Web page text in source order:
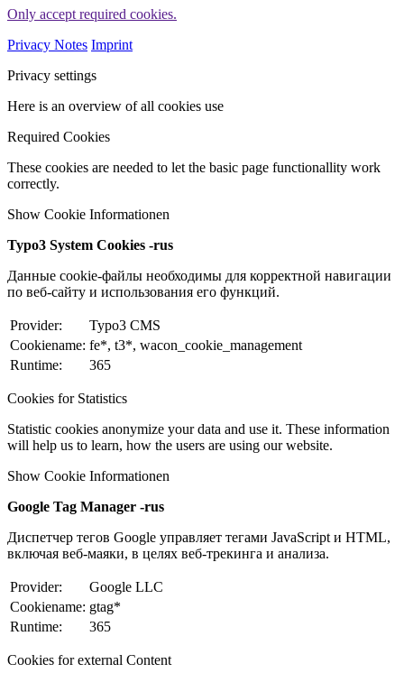
Only accept required cookies.
Privacy Notes Imprint
Privacy settings
Here is an overview of all cookies use
Required Cookies
These cookies are needed to let the basic page functionallity work
correctly.
Show Cookie Informationen
Typo3 System Cookies -rus
Данные cookie-файлы необходимы для корректной навигации
по веб-сайту и использования его функций.
Provider:
Typo3 CMS
Cookiename: fe*, t3*, wacon_cookie_management
Runtime:
365
Cookies for Statistics
Statistic cookies anonymize your data and use it. These information
will help us to learn, how the users are using our website.
Show Cookie Informationen
Google Tag Manager -rus
Диспетчер тегов Google управляет тегами JavaScript и HTML,
включая веб-маяки, в целях веб-трекинга и анализа.
Provider:
Google LLC
Cookiename: gtag*
Runtime:
365
Cookies for external Content